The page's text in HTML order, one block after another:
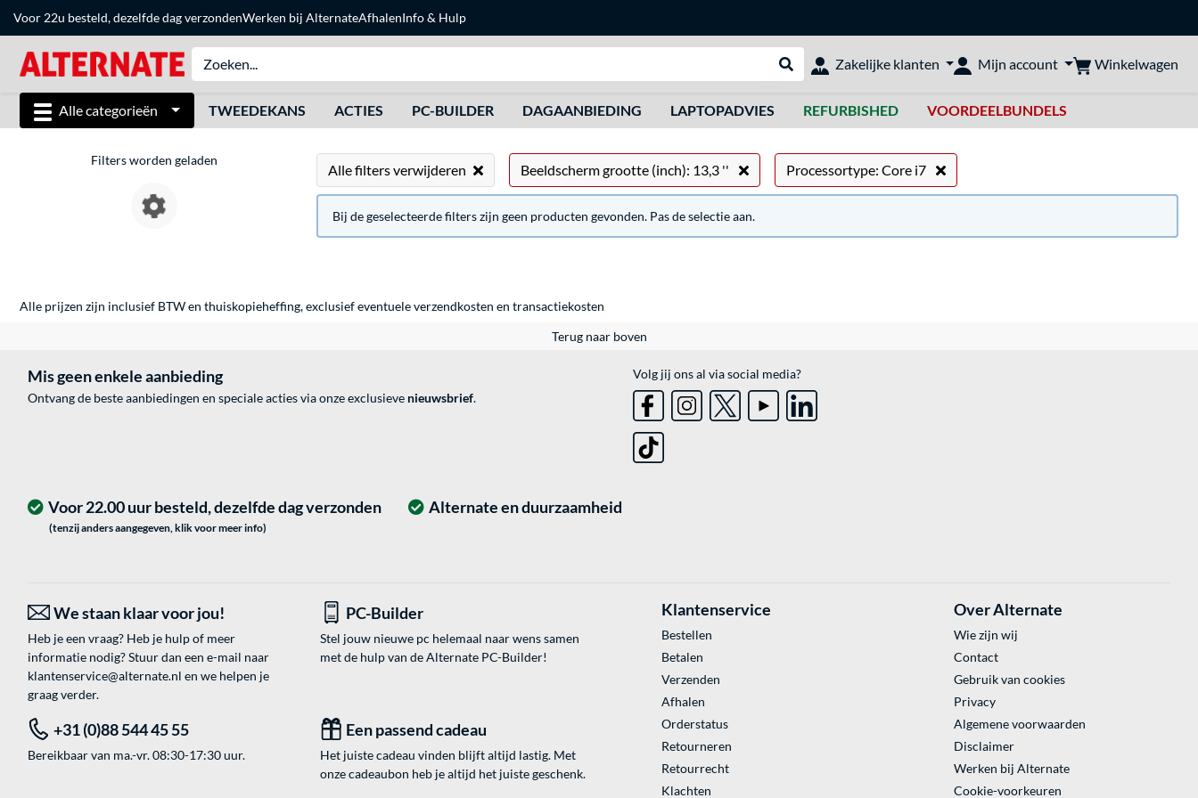
Voor 22u besteld, dezelfde dag verzondenWerken bij AlternateAfhalenInfo & Hulp
Webshop doorzoeken
Zakelijke klanten Mijn account Winkelwagen
Alle categorieën TWEEDEKANS ACTIES PC-BUILDER DAGAANBIEDING LAPTOPADVIES REFURBISHED VOORDEELBUNDELS
Filters worden geladen
Alle filters verwijderen Beeldscherm grootte (inch): 13,3 '' Processortype: Core i7
Bij de geselecteerde filters zijn geen producten gevonden. Pas de selectie aan.
Alle prijzen zijn inclusief BTW en thuiskopieheffing, exclusief eventueleverzendkosten en transactiekosten
Terug naar boven
Mis geen enkele aanbieding
Ontvang de beste aanbiedingen en speciale acties via onze exclusieve nieuwsbrief.
Volg jij ons al via social media?
Alternate en duurzaamheid
Voor 22.00 uur besteld, dezelfde dag verzonden
(tenzij anders aangegeven, klik voor meer info)
We staan klaar voor jou!
Heb je een vraag? Heb je hulp of meer
informatie nodig? Stuur dan een e-mail naar
klantenservice@alternate.nl en we helpen je
graag verder.
PC-Builder
Stel jouw nieuwe pc helemaal naar wens samen
met de hulp van de Alternate PC-Builder!
+31 (0)88 544 45 55
Bereikbaar van ma.-vr. 08:30-17:30 uur.
Een passend cadeau
Het juiste cadeau vinden blijft altijd lastig. Met
onze cadeaubon heb je altijd het juiste geschenk.
Klantenservice
Bestellen
Betalen
Verzenden
Afhalen
Orderstatus
Retourneren
Retourrecht
Klachten
Over Alternate
Wie zijn wij
Contact
Gebruik van cookies
Privacy
Algemene voorwaarden
Disclaimer
Werken bij Alternate
Cookie-voorkeuren